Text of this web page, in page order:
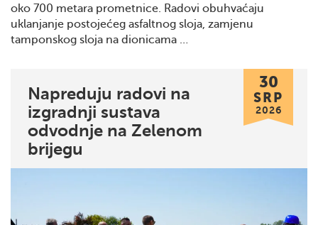
oko 700 metara prometnice. Radovi obuhvaćaju
uklanjanje postojećeg asfaltnog sloja, zamjenu
tamponskog sloja na dionicama …
Napreduju radovi na
izgradnji sustava
odvodnje na Zelenom
brijegu
30
SRP
2026